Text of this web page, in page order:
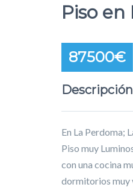
Piso en
87500€
Descripción
En La Perdoma;
Piso muy
con una cocina
dormitorios muy